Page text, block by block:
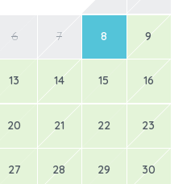
6 7 8 9
13 14 15 16
20 21 22 23
27 28 29 30